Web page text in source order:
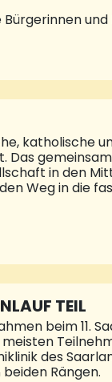
18 Uhr,
eingeladen,
katholische
in den
Weg in die
besuchen
Sulzbach
Escape
mir machen
TEIL
beim 11.
des
Rängen.